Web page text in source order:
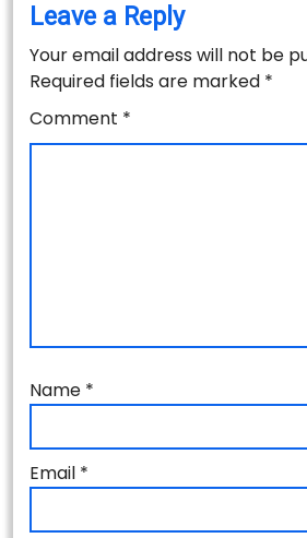
Leave a Reply
Your email address will not be
Required fields are marked *
Comment *
Name *
Email *